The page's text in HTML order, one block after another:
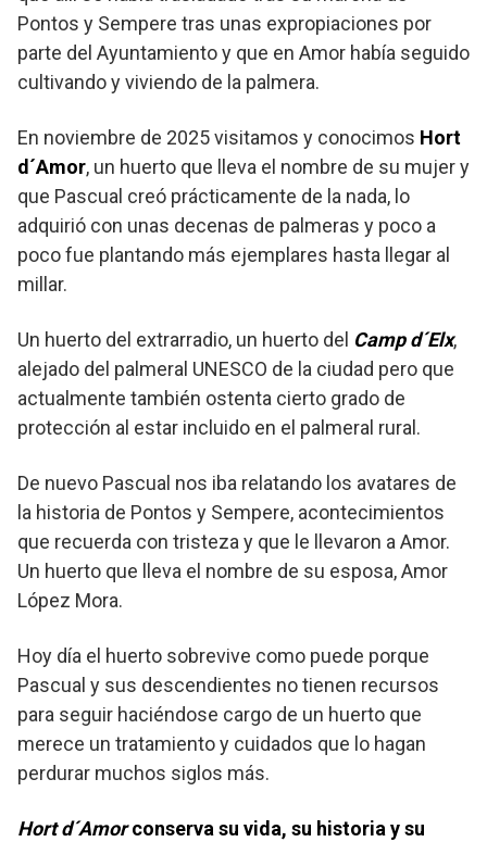
Pontos y Sempere tras unas expropiaciones por
parte del Ayuntamiento y que en Amor había seguido
cultivando y viviendo de la palmera.
En noviembre de 2025 visitamos y conocimos Hort
d´Amor, un huerto que lleva el nombre de su mujer y
que Pascual creó prácticamente de la nada, lo
adquirió con unas decenas de palmeras y poco a
poco fue plantando más ejemplares hasta llegar al
millar.
Un huerto del extrarradio, un huerto del Camp d´Elx,
alejado del palmeral UNESCO de la ciudad pero que
actualmente también ostenta cierto grado de
protección al estar incluido en el palmeral rural.
De nuevo Pascual nos iba relatando los avatares de
la historia de Pontos y Sempere, acontecimientos
que recuerda con tristeza y que le llevaron a Amor.
Un huerto que lleva el nombre de su esposa, Amor
López Mora.
Hoy día el huerto sobrevive como puede porque
Pascual y sus descendientes no tienen recursos
para seguir haciéndose cargo de un huerto que
merece un tratamiento y cuidados que lo hagan
perdurar muchos siglos más.
Hort d´Amorconserva su vida, su historia y su